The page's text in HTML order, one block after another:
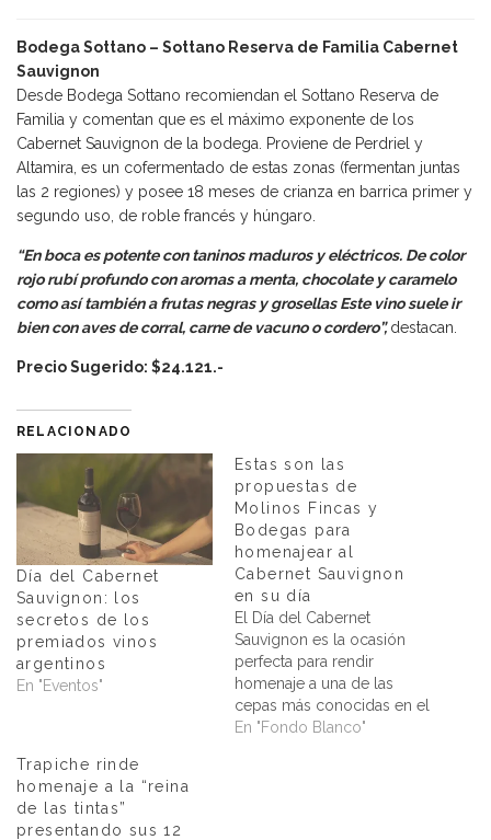
Bodega Sottano – Sottano Reserva de Familia Cabernet
Sauvignon
Desde Bodega Sottano recomiendan el Sottano Reserva de
Familia y comentan que es el máximo exponente de los
Cabernet Sauvignon de la bodega. Proviene de Perdriel y
Altamira, es un cofermentado de estas zonas (fermentan juntas
las 2 regiones) y posee 18 meses de crianza en barrica primer y
segundo uso, de roble francés y húngaro.
“En boca es potente con taninos maduros y eléctricos. De color
rojo rubí profundo con aromas a menta, chocolate y caramelo
como así también a frutas negras y grosellas Este vino suele ir
bien con aves de corral, carne de vacuno o cordero”,destacan.
Precio Sugerido: $24.121.-
RELACIONADO
Día del Cabernet
Sauvignon: los
secretos de los
premiados vinos
argentinos
En "Eventos"
Estas son las
propuestas de
Molinos Fincas y
Bodegas para
homenajear al
Cabernet Sauvignon
en su día
El Día del Cabernet
Sauvignon es la ocasión
perfecta para rendir
homenaje a una de las
cepas más conocidas en el
mundo del vino. Originaria
En "Fondo Blanco"
Trapiche rinde
homenaje a la “reina
de las tintas”
presentando sus 12